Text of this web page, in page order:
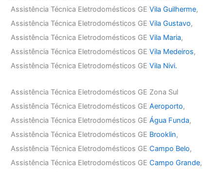
Assistência Técnica Eletrodomésticos GEVila Guilherme,
Assistência Técnica Eletrodomésticos GEVila Gustavo,
Assistência Técnica Eletrodomésticos GEVila Maria,
Assistência Técnica Eletrodomésticos GEVila Medeiros,
Assistência Técnica Eletrodomésticos GEVila Nivi.
Assistência Técnica Eletrodomésticos GE Zona Sul
Assistência Técnica Eletrodomésticos GEAeroporto,
Assistência Técnica Eletrodomésticos GEÁgua Funda,
Assistência Técnica Eletrodomésticos GE Brooklin,
Assistência Técnica Eletrodomésticos GECampo Belo,
Assistência Técnica Eletrodomésticos GECampo Grande,